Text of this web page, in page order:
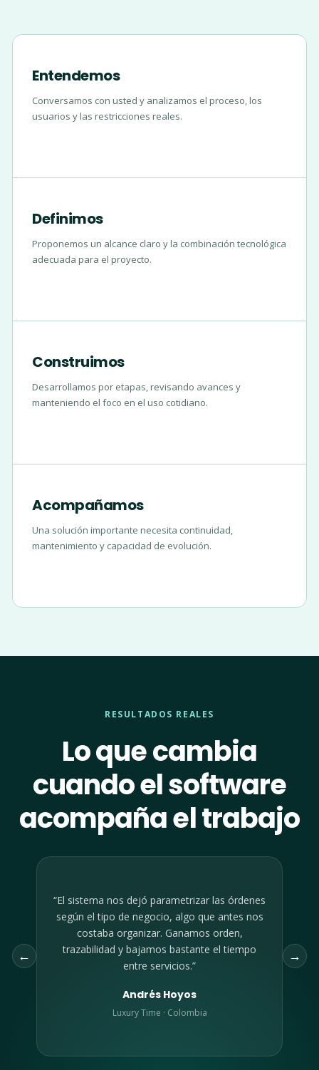
Entendemos
Conversamos con usted y analizamos el proceso, los
usuarios y las restricciones reales.
Definimos
Proponemos un alcance claro y la combinación tecnológica
adecuada para el proyecto.
Construimos
Desarrollamos por etapas, revisando avances y
manteniendo el foco en el uso cotidiano.
Acompañamos
Una solución importante necesita continuidad,
mantenimiento y capacidad de evolución.
RESULTADOS REALES
Lo que cambia
cuando el software
acompaña el trabajo
←
“Antes usábamos SAP y nos llevaba mucho
tiempo cargar todo. Este sistema es fácil de
usar y muy útil para ver el estado de las
órdenes y el historial de reparaciones.”
Teruo Kaneeda
USImag · Estados Unidos
→